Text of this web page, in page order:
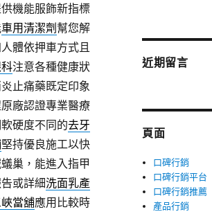
機能服飾新指標
車用清潔劑 幫您解
體依押車方式且
注意各種健康狀
止痛藥既定印象
廠認證專業醫療
硬度不同的去牙
堅持優良施工以快
巢，能進入指甲
或詳細洗面乳產
當舖應用比較時
近期留言
頁面
口碑行銷
口碑行銷平台
口碑行銷推薦
產品行銷